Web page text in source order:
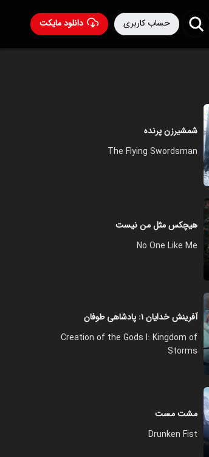
دانلود مایکت حساب کاربری
شمشیرزن پرنده
The Flying Swordsman
هیچکس مثل من نیست
No One Like Me
آفرینش خدایان ۱: پادشاهی طوفان‌
Creation of the Gods I: Kingdom of
Storms
مشت مست
Drunken Fist